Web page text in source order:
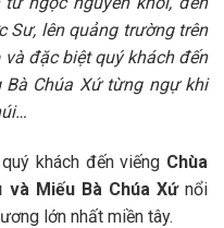
Sư, lên quảng trường trên
đặc biệt quý khách đến
Chúa Xứ từng ngự khi
khách đến viếng Chùa
và Miếu Bà Chúa Xứ nổi
lớn nhất miền tây.